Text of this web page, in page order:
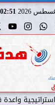
02:51 مـ